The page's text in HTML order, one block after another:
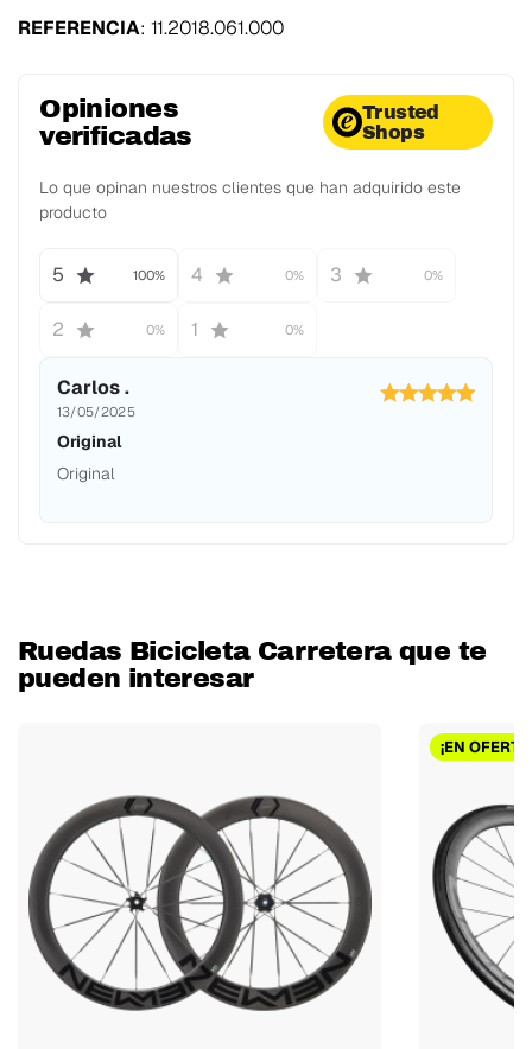
REFERENCIA: 11.2018.061.000
Opiniones
verificadas
Trusted
Shops
Lo que opinan nuestros clientes que han adquirido este
producto
5 100% 4 0% 3 0%
2 0% 1 0%
Carlos .
13/05/2025
Original
Original
Ruedas Bicicleta Carretera que te
pueden interesar
¡EN OFERTA!